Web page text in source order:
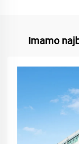
Imamo